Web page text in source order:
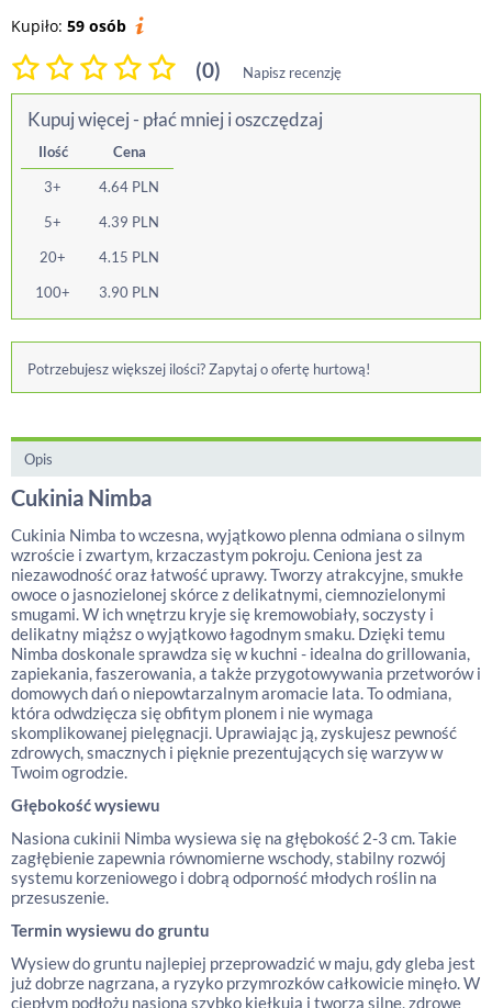
Kupiło: 59 osób
(0) Napisz recenzję
Kupuj więcej - płać mniej i oszczędzaj
Ilość
Cena
3+
4.64 PLN
5+
4.39 PLN
20+
4.15 PLN
100+
3.90 PLN
Potrzebujesz większej ilości? Zapytaj o ofertę hurtową!
Opis
Cukinia Nimba
Cukinia Nimba to wczesna, wyjątkowo plenna odmiana o silnym
wzroście i zwartym, krzaczastym pokroju. Ceniona jest za
niezawodność oraz łatwość uprawy. Tworzy atrakcyjne, smukłe
owoce o jasnozielonej skórce z delikatnymi, ciemnozielonymi
smugami. W ich wnętrzu kryje się kremowobiały, soczysty i
delikatny miąższ o wyjątkowo łagodnym smaku. Dzięki temu
Nimba doskonale sprawdza się w kuchni - idealna do grillowania,
zapiekania, faszerowania, a także przygotowywania przetworów i
domowych dań o niepowtarzalnym aromacie lata. To odmiana,
która odwdzięcza się obfitym plonem i nie wymaga
skomplikowanej pielęgnacji. Uprawiając ją, zyskujesz pewność
zdrowych, smacznych i pięknie prezentujących się warzyw w
Twoim ogrodzie.
Głębokość wysiewu
Nasiona cukinii Nimba wysiewa się na głębokość 2-3 cm. Takie
zagłębienie zapewnia równomierne wschody, stabilny rozwój
systemu korzeniowego i dobrą odporność młodych roślin na
przesuszenie.
Termin wysiewu do gruntu
Wysiew do gruntu najlepiej przeprowadzić w maju, gdy gleba jest
już dobrze nagrzana, a ryzyko przymrozków całkowicie minęło. W
ciepłym podłożu nasiona szybko kiełkują i tworzą silne, zdrowe